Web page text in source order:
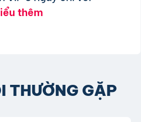
thêm
THƯỜNG GẶP